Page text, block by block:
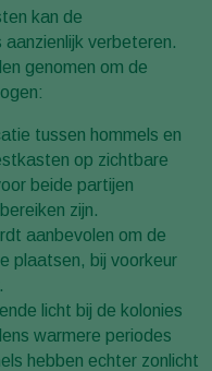
kan de
verbeteren.
genomen om de
tussen hommels en
op zichtbare
beide partijen
zijn.
aanbevolen om de
plaatsen, bij voorkeur
licht bij de kolonies
warmere periodes
hebben echter zonlicht